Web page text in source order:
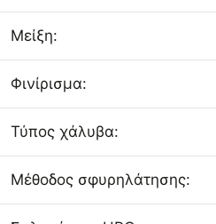
Μείξη:
Φινίρισμα:
Τύπος χάλυβα:
Μέθοδος σφυρηλάτησης: